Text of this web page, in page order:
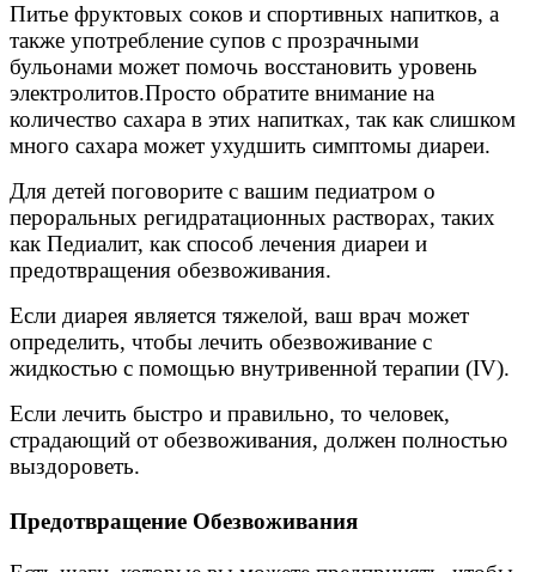
Питье фруктовых соков и спортивных напитков, а
также употребление супов с прозрачными
бульонами может помочь восстановить уровень
электролитов.Просто обратите внимание на
количество сахара в этих напитках, так как слишком
много сахара может ухудшить симптомы диареи.
Для детей поговорите с вашим педиатром о
пероральных регидратационных растворах, таких
как Педиалит, как способ лечения диареи и
предотвращения обезвоживания.
Если диарея является тяжелой, ваш врач может
определить, чтобы лечить обезвоживание с
жидкостью с помощью внутривенной терапии (IV).
Если лечить быстро и правильно, то человек,
страдающий от обезвоживания, должен полностью
выздороветь.
Предотвращение Обезвоживания